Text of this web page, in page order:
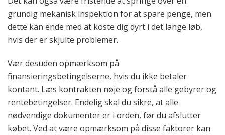
grundig mekanisk inspektion for at spare penge, men
dette kan ende med at koste dig dyrt i det lange løb,
hvis der er skjulte problemer.
Vær desuden opmærksom på
finansieringsbetingelserne, hvis du ikke betaler
kontant. Læs kontrakten nøje og forstå alle gebyrer og
rentebetingelser. Endelig skal du sikre, at alle
nødvendige dokumenter er i orden, før du afslutter
købet. Ved at være opmærksom på disse faktorer kan